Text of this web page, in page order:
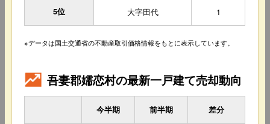
5位 大字田代 1
※データは国土交通省の不動産取引価格情報をもとに表示しています。
吾妻郡嬬恋村の最新一戸建て売却動向
今半期 前半期 差分